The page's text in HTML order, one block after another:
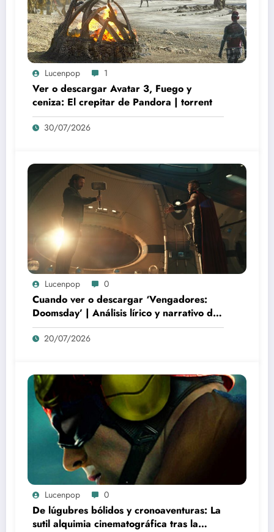
Lucenpop 1
Ver o descargar Avatar 3, Fuego y
ceniza: El crepitar de Pandora | torrent
30/07/2026
Lucenpop 0
Cuando ver o descargar ‘Vengadores:
Doomsday’ | Análisis lírico y narrativo del
nuevo Vengadores: Doomsday
20/07/2026
Lucenpop 0
De lúgubres bólidos y cronoaventuras: La
sutil alquimia cinematográfica tras la